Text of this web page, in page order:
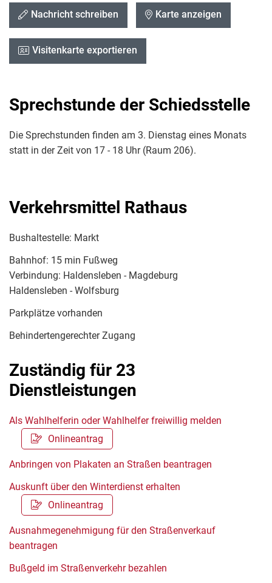
Nachricht schreiben Karte anzeigen
Visitenkarte exportieren
Sprechstunde der Schiedsstelle
Die Sprechstunden finden am 3. Dienstag eines Monats
statt in der Zeit von 17 - 18 Uhr (Raum 206).
Verkehrsmittel Rathaus
Bushaltestelle: Markt
Bahnhof: 15 min Fußweg
Verbindung: Haldensleben - Magdeburg
Haldensleben - Wolfsburg
Parkplätze vorhanden
Behindertengerechter Zugang
Zuständig für 23
Dienstleistungen
Als Wahlhelferin oder Wahlhelfer freiwillig melden
Onlineantrag
Anbringen von Plakaten an Straßen beantragen
Auskunft über den Winterdienst erhalten
Onlineantrag
Ausnahmegenehmigung für den Straßenverkauf
beantragen
Bußgeld im Straßenverkehr bezahlen